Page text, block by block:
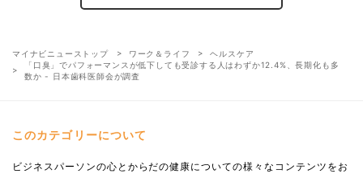
マイナビニューストップ ワーク＆ライフ
ヘルスケア
「口臭」でパフォーマンスが低下しても受診する人はわずか12.4%、長期化も多
数か - 日本歯科医師会が調査
このカテゴリーについて
ビジネスパーソンの心とからだの健康についての様々なコンテンツをお